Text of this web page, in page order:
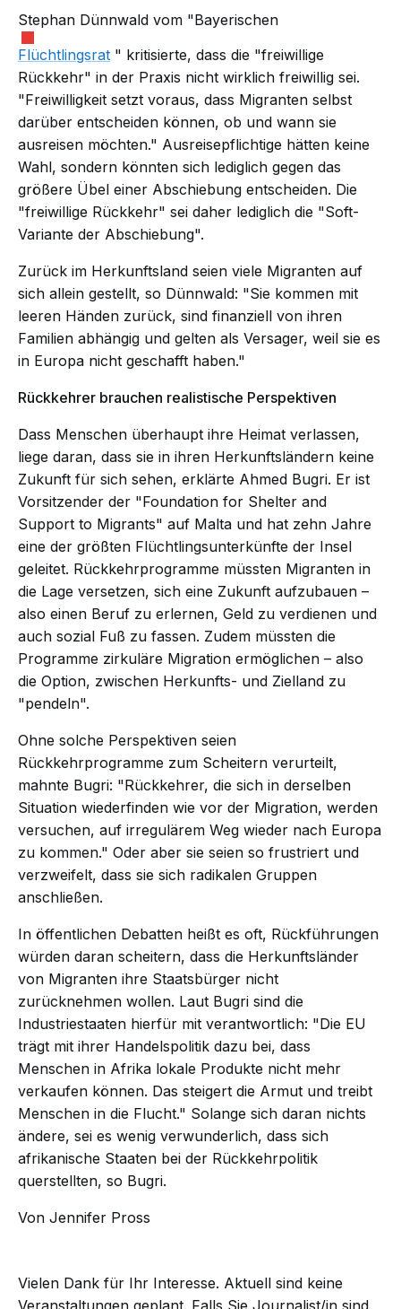
Stephan Dünnwald vom "Bayerischen
Flüchtlingsrat " kritisierte, dass die "freiwillige
Rückkehr" in der Praxis nicht wirklich freiwillig sei.
"Freiwilligkeit setzt voraus, dass Migranten selbst
darüber entscheiden können, ob und wann sie
ausreisen möchten." Ausreisepflichtige hätten keine
Wahl, sondern könnten sich lediglich gegen das
größere Übel einer Abschiebung entscheiden. Die
"freiwillige Rückkehr" sei daher lediglich die "Soft-
Variante der Abschiebung".
Zurück im Herkunftsland seien viele Migranten auf
sich allein gestellt, so Dünnwald: "Sie kommen mit
leeren Händen zurück, sind finanziell von ihren
Familien abhängig und gelten als Versager, weil sie es
in Europa nicht geschafft haben."
Rückkehrer brauchen realistische Perspektiven
Dass Menschen überhaupt ihre Heimat verlassen,
liege daran, dass sie in ihren Herkunftsländern keine
Zukunft für sich sehen, erklärte Ahmed Bugri. Er ist
Vorsitzender der "Foundation for Shelter and
Support to Migrants" auf Malta und hat zehn Jahre
eine der größten Flüchtlingsunterkünfte der Insel
geleitet. Rückkehrprogramme müssten Migranten in
die Lage versetzen, sich eine Zukunft aufzubauen –
also einen Beruf zu erlernen, Geld zu verdienen und
auch sozial Fuß zu fassen. Zudem müssten die
Programme zirkuläre Migration ermöglichen – also
die Option, zwischen Herkunfts- und Zielland zu
"pendeln".
Ohne solche Perspektiven seien
Rückkehrprogramme zum Scheitern verurteilt,
mahnte Bugri: "Rückkehrer, die sich in derselben
Situation wiederfinden wie vor der Migration, werden
versuchen, auf irregulärem Weg wieder nach Europa
zu kommen." Oder aber sie seien so frustriert und
verzweifelt, dass sie sich radikalen Gruppen
anschließen.
In öffentlichen Debatten heißt es oft, Rückführungen
würden daran scheitern, dass die Herkunftsländer
von Migranten ihre Staatsbürger nicht
zurücknehmen wollen. Laut Bugri sind die
Industriestaaten hierfür mit verantwortlich: "Die EU
trägt mit ihrer Handelspolitik dazu bei, dass
Menschen in Afrika lokale Produkte nicht mehr
verkaufen können. Das steigert die Armut und treibt
Menschen in die Flucht." Solange sich daran nichts
ändere, sei es wenig verwunderlich, dass sich
afrikanische Staaten bei der Rückkehrpolitik
querstellten, so Bugri.
Von Jennifer Pross
Vielen Dank für Ihr Interesse. Aktuell sind keine